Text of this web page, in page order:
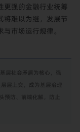
更强的金融行业统筹
将难以为继，发展节
市场运行规律。
层社会矛盾为核心，强
层上交，成为基层治理
预防、前端化解，防止